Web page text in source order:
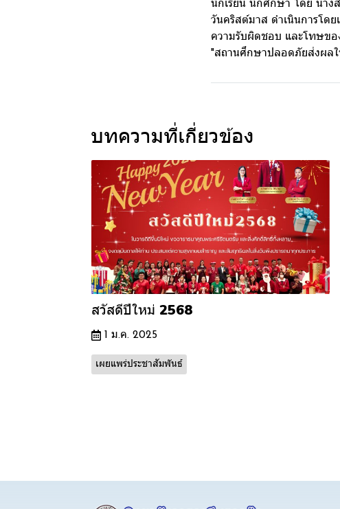
นักเรียน นักศึกษา โดย นาง
วันคริสต์มาส ดำเนินการโด
ความรับผิดชอบ และโทษขอ
"สถานศึกษาปลอดภัยส่งผล
บทความที่เกี่ยวข้อง
สวัสดีปีใหม่ 2568
1 ม.ค. 2025
เผยแพร่ประชาสัมพันธ์